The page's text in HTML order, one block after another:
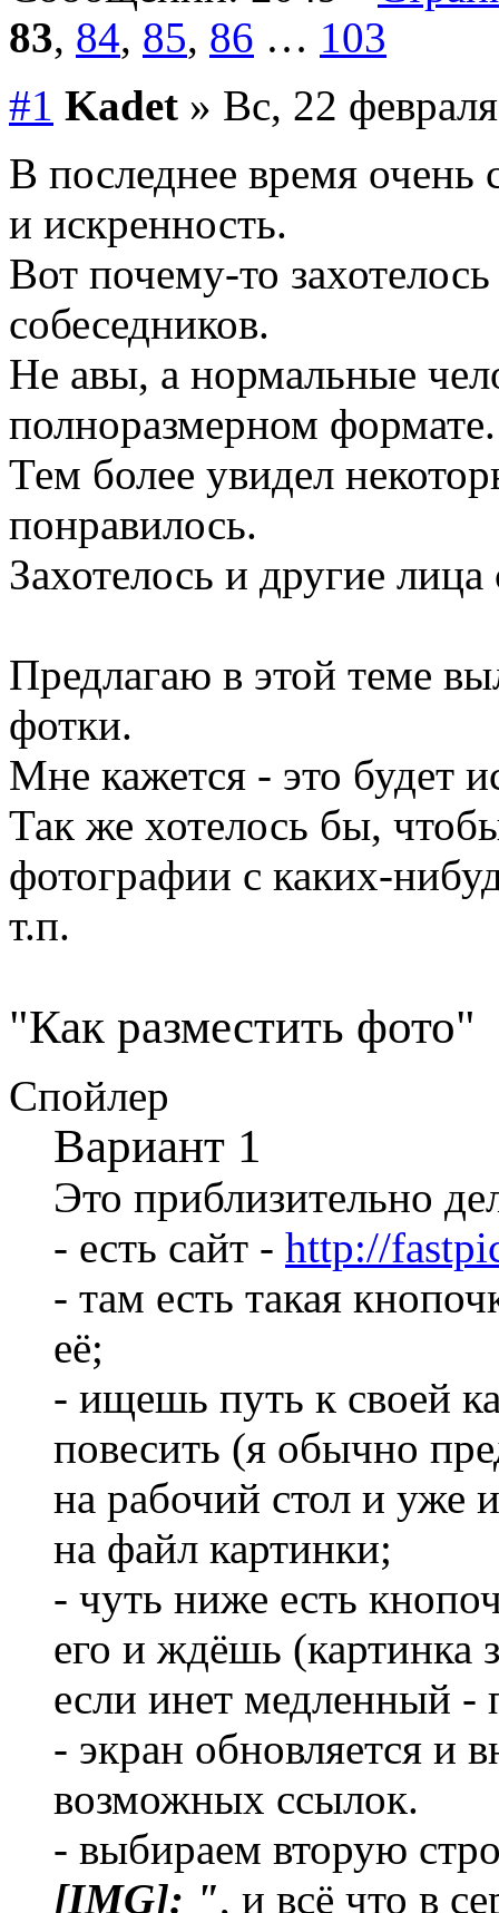
83, 84, 85, 86 … 103
#1 Kadet » Вс, 22
В последнее время очень
и искренность.
Вот почему-то
собеседников.
Не авы, а нормальные
полноразмерном формате.
Тем более увидел
понравилось.
Захотелось и другие
Предлагаю в этой теме
фотки.
Мне кажется - это будет
Так же хотелось бы,
фотографии с каких-
т.п.
"Как разместить фото"
Спойлер
Вариант 1
Это приблизительно
- есть сайт - http://
- там есть такая
её;
- ищешь путь к своей
повесить (я обычно
на рабочий стол и уже
на файл картинки;
- чуть ниже есть
его и ждёшь (картинка
если инет медленный -
- экран обновляется и
возможных ссылок.
- выбираем вторую
[IMG]: ", и всё что в